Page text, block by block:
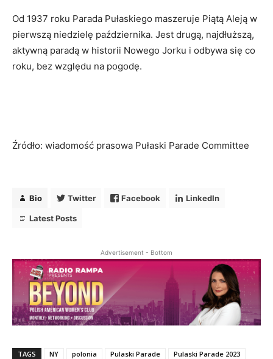
Latest Posts
Od 1937 roku Parada Pułaskiego maszeruje Piątą Aleją w
pierwszą niedzielę października. Jest drugą, najdłuższą,
aktywną paradą w historii Nowego Jorku i odbywa się co
roku, bez względu na pogodę.
Źródło: wiadomość prasowa Pułaski Parade Committee
Bio Twitter Facebook LinkedIn
Latest Posts
Advertisement - Bottom
TAGS NY polonia Pulaski Parade Pulaski Parade 2023